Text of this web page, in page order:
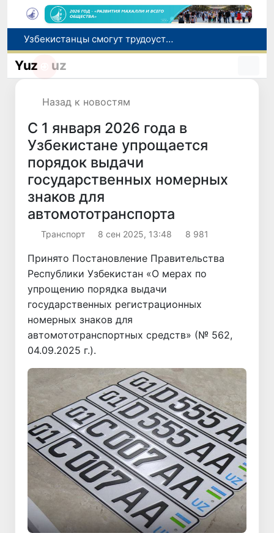
Узбекистанцы смогут трудоустроиться на сезонные сельхозработы в США по программе H-2A
В шести городах Ташкентской области модернизируют систему общественного транспорта
Yuz uz
Назад к новостям
С 1 января 2026 года в
Узбекистане упрощается
порядок выдачи
государственных номерных
знаков для
автомототранспорта
Транспорт 8 сен 2025, 13:48 8 981
Принято Постановление Правительства
Республики Узбекистан «О мерах по
упрощению порядка выдачи
государственных регистрационных
номерных знаков для
автомототранспортных средств» (№ 562,
04.09.2025 г.).